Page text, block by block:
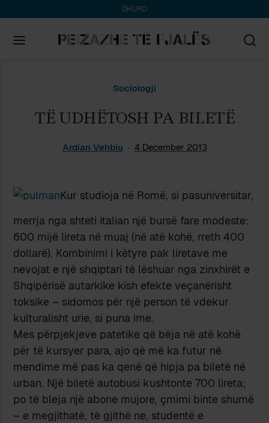
DHURO
Sociologji
TË UDHËTOSH PA BILETË
Ardian Vehbiu 4 December 2013
Kur studioja në Romë, si pasuniversitar,
merrja nga shteti italian një bursë fare modeste:
600 mijë lireta në muaj (në atë kohë, rreth 400
dollarë). Kombinimi i këtyre pak liretave me
nevojat e një shqiptari të lëshuar nga zinxhirët e
Shqipërisë autarkike kish efekte veçanërisht
toksike – sidomos për një person të vdekur
kulturalisht urie, si puna ime.
Mes përpjekjeve patetike që bëja në atë kohë
për të kursyer para, ajo që më ka futur në
mendime më pas ka qenë që hipja pa biletë në
urban. Një biletë autobusi kushtonte 700 lireta;
po të bleja një abone mujore, çmimi binte shumë
– e megjithatë, të gjithë ne, studentë e